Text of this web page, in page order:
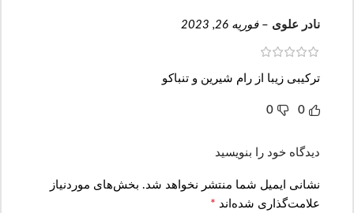
نادر علوی – فوریه 26, 2023
ترکیبی زیبا از رام شیرین و تنباکو
0
0
دیدگاه خود را بنویسید
نشانی ایمیل شما منتشر نخواهد شد. بخش‌های موردنیاز
علامت‌گذاری شده‌اند *